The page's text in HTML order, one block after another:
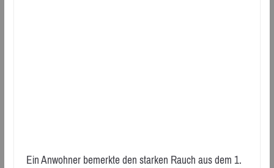
Ein Anwohner bemerkte den starken Rauch aus dem 1.